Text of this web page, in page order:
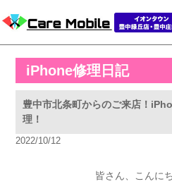
iPhone修理日記
豊中市北条町からのご来店！
理！
2022/10/12
皆さん、こんに